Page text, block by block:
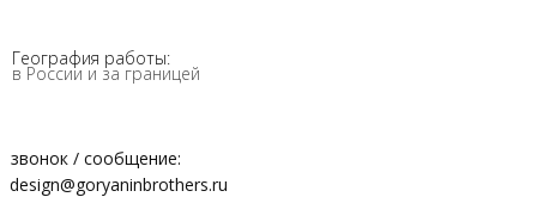
География работы:
в России и за границей
звонок / сообщение:
design@goryaninbrothers.ru